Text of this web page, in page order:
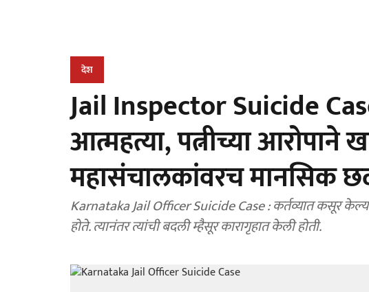
देश
Jail Inspector Suicide
आत्महत्या, पत्नीच्या
महासंचालकांवरच मानसिक
Karnataka Jail Officer Suicide Case : कर्तव्यात कसूर
होते. त्यानंतर त्यांची बदली म्हैसूर कारागृहात केली होती.